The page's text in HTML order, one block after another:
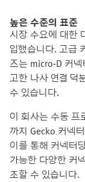
높은 수준의 표준
시장 수요에 대한
입했습니다. 고급
즈는 micro-D 커
고한 나사 연결 덕
수 있습니다.
이 회사는 수동 프
까지 Gecko 커넥
이를 통해 커넥터
가능한 다양한 커
조할 수 있습니다.